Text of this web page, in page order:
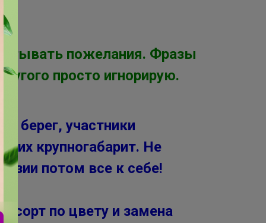
пожелания. Фразы
просто игнорирую.
берег, участники
их крупногабарит. Не
потом все к себе!
по цвету и замена